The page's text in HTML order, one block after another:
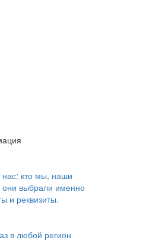
кто мы, наши
они выбрали именно
и реквизиты.
в любой регион